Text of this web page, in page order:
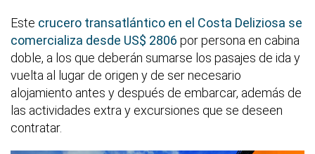
Este crucero transatlántico en el Costa Deliziosa se
comercializa desde US$ 2806 por persona en cabina
doble, a los que deberán sumarse los pasajes de ida y
vuelta al lugar de origen y de ser necesario
alojamiento antes y después de embarcar, además de
las actividades extra y excursiones que se deseen
contratar.